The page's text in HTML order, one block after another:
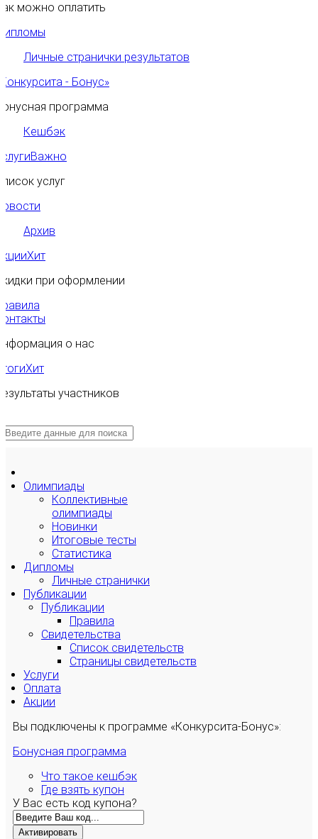
можно оплатить
Личные странички результатов
- Бонус»
программа
Кешбэк
Важно
услуг
Архив
Хит
при оформлении
о нас
Хит
участников
Олимпиады
Коллективные
олимпиады
Новинки
Итоговые тесты
Статистика
Дипломы
Личные странички
Публикации
Публикации
Правила
Свидетельства
Список свидетельств
Страницы свидетельств
Услуги
Оплата
Акции
Вы подключены к программе «Конкурсита-Бонус»:
Бонусная программа
Что такое кешбэк
Где взять купон
У Вас есть код купона?
Активировать